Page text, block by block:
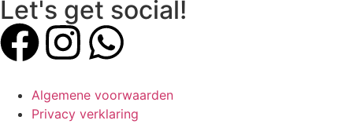
Let's get social!
Algemene voorwaarden
Privacy verklaring